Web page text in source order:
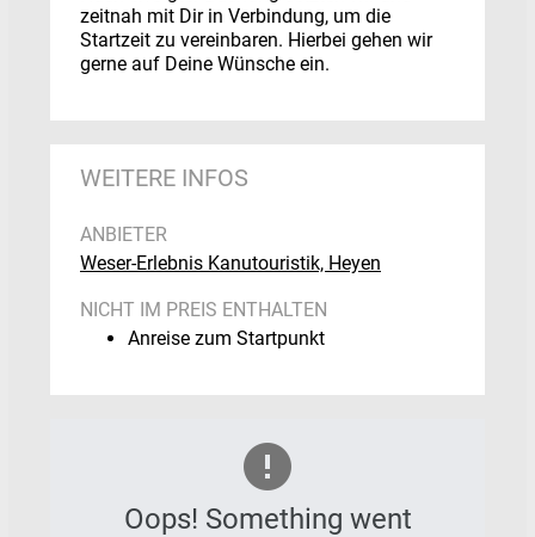
zeitnah mit Dir in Verbindung, um die
Startzeit zu vereinbaren. Hierbei gehen wir
gerne auf Deine Wünsche ein.
WEITERE INFOS
ANBIETER
Weser-Erlebnis Kanutouristik, Heyen
NICHT IM PREIS ENTHALTEN
Anreise zum Startpunkt
Oops! Something went